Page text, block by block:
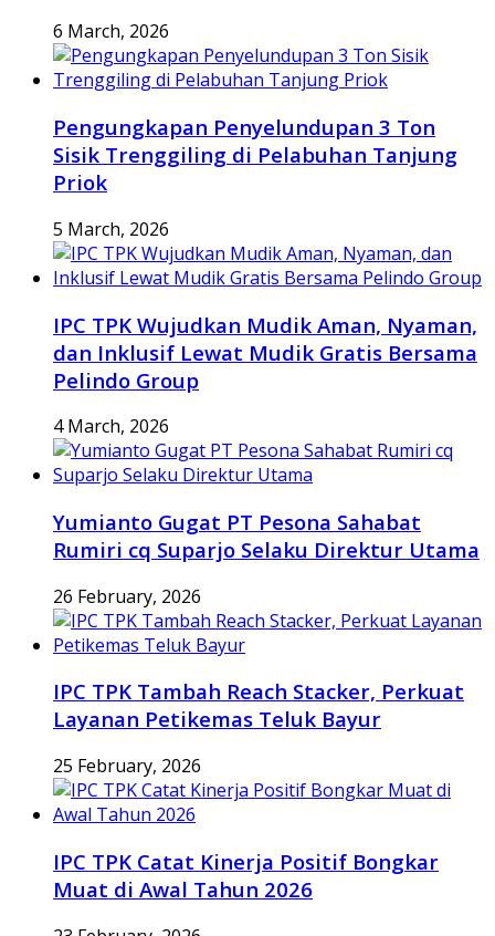
6 March, 2026
Pengungkapan Penyelundupan 3 Ton
Sisik Trenggiling di Pelabuhan Tanjung
Priok
5 March, 2026
IPC TPK Wujudkan Mudik Aman, Nyaman,
dan Inklusif Lewat Mudik Gratis Bersama
Pelindo Group
4 March, 2026
Yumianto Gugat PT Pesona Sahabat
Rumiri cq Suparjo Selaku Direktur Utama
26 February, 2026
IPC TPK Tambah Reach Stacker, Perkuat
Layanan Petikemas Teluk Bayur
25 February, 2026
IPC TPK Catat Kinerja Positif Bongkar
Muat di Awal Tahun 2026